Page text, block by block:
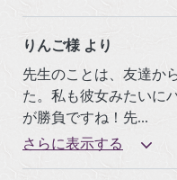
りんご様 より
先生のことは、友達か
た。私も彼女みたいに
が勝負ですね！先...
さらに表示する